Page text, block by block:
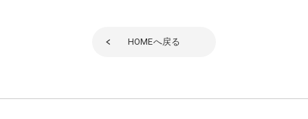
HOMEへ戻る